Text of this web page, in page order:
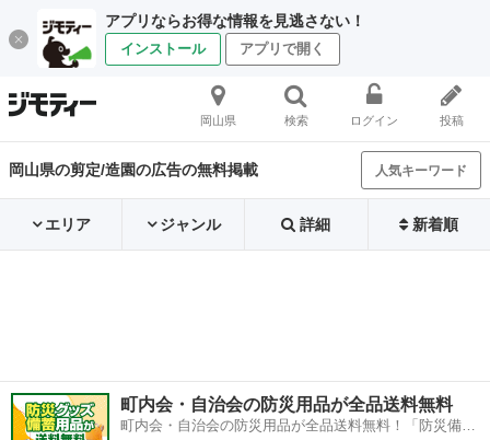
アプリならお得な情報を見逃さない！
インストール アプリで開く
岡山県 検索 ログイン 投稿
岡山県の剪定/造園の広告の無料掲載 人気キーワード
エリア ジャンル 詳細 新着順
町内会・自治会の防災用品が全品送料無料
町内会・自治会の防災用品が全品送料無料！「防災備蓄